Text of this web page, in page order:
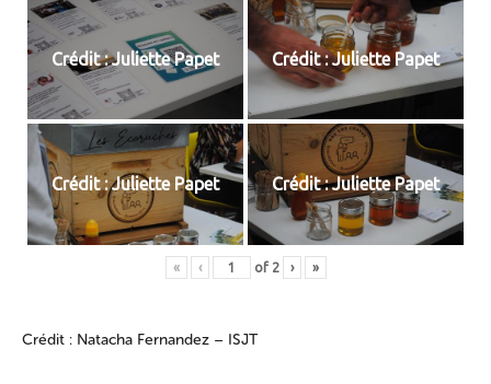
Crédit : Juliette Papet Crédit : Juliette Papet
Crédit : Juliette Papet Crédit : Juliette Papet
« ‹ of 2 › »
Crédit : Natacha Fernandez – ISJT